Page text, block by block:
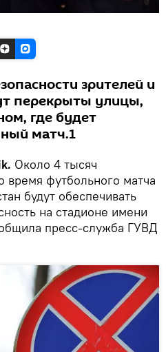
зрителей и
перекрыты улицы,
где будет
матч.1
Около 4 тысяч
время футбольного матча
будут обеспечивать
на стадионе имени
пресс-служба ГУВД